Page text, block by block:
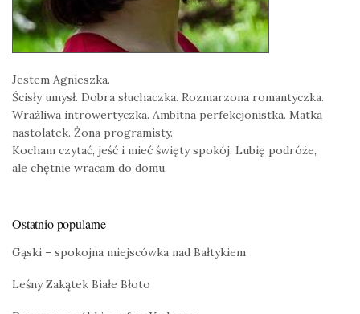
Jestem Agnieszka.
Ścisły umysł. Dobra słuchaczka. Rozmarzona romantyczka.
Wrażliwa introwertyczka. Ambitna perfekcjonistka. Matka
nastolatek. Żona programisty.
Kocham czytać, jeść i mieć święty spokój. Lubię podróże,
ale chętnie wracam do domu.
Ostatnio popularne
Gąski – spokojna miejscówka nad Bałtykiem
Leśny Zakątek Białe Błoto